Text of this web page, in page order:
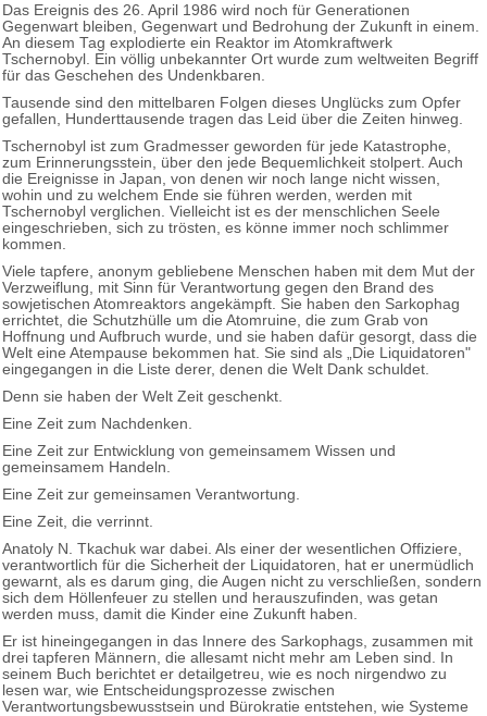
Das Ereignis des 26. April 1986 wird noch für Generationen
Gegenwart bleiben, Gegenwart und Bedrohung der Zukunft in einem.
An diesem Tag explodierte ein Reaktor im Atomkraftwerk
Tschernobyl. Ein völlig unbekannter Ort wurde zum weltweiten Begriff
für das Geschehen des Undenkbaren.
Tausende sind den mittelbaren Folgen dieses Unglücks zum Opfer
gefallen, Hunderttausende tragen das Leid über die Zeiten hinweg.
Tschernobyl ist zum Gradmesser geworden für jede Katastrophe,
zum Erinnerungsstein, über den jede Bequemlichkeit stolpert. Auch
die Ereignisse in Japan, von denen wir noch lange nicht wissen,
wohin und zu welchem Ende sie führen werden, werden mit
Tschernobyl verglichen. Vielleicht ist es der menschlichen Seele
eingeschrieben, sich zu trösten, es könne immer noch schlimmer
kommen.
Viele tapfere, anonym gebliebene Menschen haben mit dem Mut der
Verzweiflung, mit Sinn für Verantwortung gegen den Brand des
sowjetischen Atomreaktors angekämpft. Sie haben den Sarkophag
errichtet, die Schutzhülle um die Atomruine, die zum Grab von
Hoffnung und Aufbruch wurde, und sie haben dafür gesorgt, dass die
Welt eine Atempause bekommen hat. Sie sind als „Die Liquidatoren"
eingegangen in die Liste derer, denen die Welt Dank schuldet.
Denn sie haben der Welt Zeit geschenkt.
Eine Zeit zum Nachdenken.
Eine Zeit zur Entwicklung von gemeinsamem Wissen und
gemeinsamem Handeln.
Eine Zeit zur gemeinsamen Verantwortung.
Eine Zeit, die verrinnt.
Anatoly N. Tkachuk war dabei. Als einer der wesentlichen Offiziere,
verantwortlich für die Sicherheit der Liquidatoren, hat er unermüdlich
gewarnt, als es darum ging, die Augen nicht zu verschließen, sondern
sich dem Höllenfeuer zu stellen und herauszufinden, was getan
werden muss, damit die Kinder eine Zukunft haben.
Er ist hineingegangen in das Innere des Sarkophags, zusammen mit
drei tapferen Männern, die allesamt nicht mehr am Leben sind. In
seinem Buch berichtet er detailgetreu, wie es noch nirgendwo zu
lesen war, wie Entscheidungsprozesse zwischen
Verantwortungsbewusstsein und Bürokratie entstehen, wie Systeme